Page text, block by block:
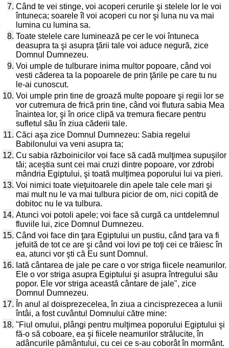
7. Când te vei stinge, voi acoperi cerurile şi stelele lor le voi
întuneca; soarele îl voi acoperi cu nor şi luna nu va mai
lumina cu lumina sa.
8. Toate stelele care luminează pe cer le voi întuneca
deasupra ta şi asupra ţării tale voi aduce negură, zice
Domnul Dumnezeu.
9. Voi umple de tulburare inima multor popoare, când voi
vesti căderea ta la popoarele de prin ţările pe care tu nu
le-ai cunoscut.
10. Voi umple prin tine de groază multe popoare şi regii lor se
vor cutremura de frică prin tine, când voi flutura sabia Mea
înaintea lor, şi în orice clipă va tremura fiecare pentru
sufletul său în ziua căderii tale.
11. Căci aşa zice Domnul Dumnezeu: Sabia regelui
Babilonului va veni asupra ta;
12. Cu sabia războinicilor voi face să cadă mulţimea supuşilor
tăi; aceştia sunt cei mai cruzi dintre popoare, vor zdrobi
mândria Egiptului, şi toată mulţimea poporului lui va pieri.
13. Voi nimici toate vieţuitoarele din apele tale cele mari şi
mai mult nu le va mai tulbura picior de om, nici copită de
dobitoc nu le va tulbura.
14. Atunci voi potoli apele; voi face să curgă ca untdelemnul
fluviile lui, zice Domnul Dumnezeu.
15. Când voi face din ţara Egiptului un pustiu, când ţara va fi
jefuită de tot ce are şi când voi lovi pe toţi cei ce trăiesc în
ea, atunci vor şti că Eu sunt Domnul.
16. Iată cântarea de jale pe care o vor striga fiicele neamurilor.
Ele o vor striga asupra Egiptului şi asupra întregului său
popor. Ele vor striga această cântare de jale", zice
Domnul Dumnezeu.
17. În anul al doisprezecelea, în ziua a cincisprezecea a lunii
întâi, a fost cuvântul Domnului către mine:
18. "Fiul omului, plângi pentru mulţimea poporului Egiptului şi
fă-o să coboare, ea şi fiicele neamurilor strălucite, în
adâncurile pământului, cu cei ce s-au coborât în mormânt.